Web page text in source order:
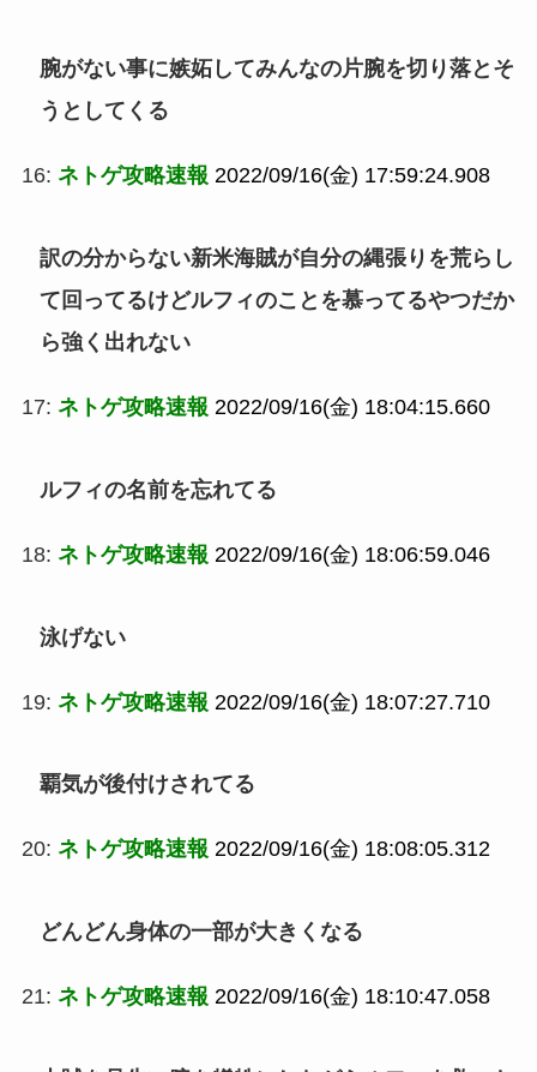
腕がない事に嫉妬してみんなの片腕を切り落とそ
うとしてくる
16: ネトゲ攻略速報 2022/09/16(金) 17:59:24.908
訳の分からない新米海賊が自分の縄張りを荒らし
て回ってるけどルフィのことを慕ってるやつだか
ら強く出れない
17: ネトゲ攻略速報 2022/09/16(金) 18:04:15.660
ルフィの名前を忘れてる
18: ネトゲ攻略速報 2022/09/16(金) 18:06:59.046
泳げない
19: ネトゲ攻略速報 2022/09/16(金) 18:07:27.710
覇気が後付けされてる
20: ネトゲ攻略速報 2022/09/16(金) 18:08:05.312
どんどん身体の一部が大きくなる
21: ネトゲ攻略速報 2022/09/16(金) 18:10:47.058